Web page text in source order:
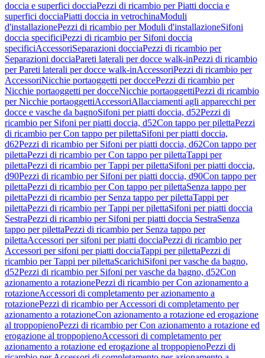
doccia e superfici docciaPezzi di ricambio per Piatti doccia e
superfici docciaPiatti doccia in vetrochinaModuli
d'installazionePezzi di ricambio per Moduli d'installazioneSifoni
doccia specificiPezzi di ricambio per Sifoni doccia
specificiAccessoriSeparazioni docciaPezzi di ricambio per
Separazioni docciaPareti laterali per docce walk-inPezzi di ricambio
per Pareti laterali per docce walk-inAccessoriPezzi di ricambio per
AccessoriNicchie portaoggetti per doccePezzi di ricambio per
Nicchie portaoggetti per docceNicchie portaoggettiPezzi di ricambio
per Nicchie portaoggettiAccessoriAllacciamenti agli apparecchi per
docce e vasche da bagnoSifoni per piatti doccia, d52Pezzi di
ricambio per Sifoni per piatti doccia, d52Con tappo per pilettaPezzi
di ricambio per Con tappo per pilettaSifoni per piatti doccia,
d62Pezzi di ricambio per Sifoni per piatti doccia, d62Con tappo per
pilettaPezzi di ricambio per Con tappo per pilettaTappi per
pilettaPezzi di ricambio per Tappi per pilettaSifoni per piatti doccia,
d90Pezzi di ricambio per Sifoni per piatti doccia, d90Con tappo per
pilettaPezzi di ricambio per Con tappo per pilettaSenza tappo per
pilettaPezzi di ricambio per Senza tappo per pilettaTappi per
pilettaPezzi di ricambio per Tappi per pilettaSifoni per piatti doccia
SestraPezzi di ricambio per Sifoni per piatti doccia SestraSenza
tappo per pilettaPezzi di ricambio per Senza tappo per
pilettaAccessori per sifoni per piatti docciaPezzi di ricambio per
Accessori per sifoni per piatti docciaTappi per pilettaPezzi di
ricambio per Tappi per pilettaScarichiSifoni per vasche da bagno,
d52Pezzi di ricambio per Sifoni per vasche da bagno, d52Con
azionamento a rotazionePezzi di ricambio per Con azionamento a
rotazioneAccessori di completamento per azionamento a
rotazionePezzi di ricambio per Accessori di completamento per
azionamento a rotazioneCon azionamento a rotazione ed erogazione
al troppopienoPezzi di ricambio per Con azionamento a rotazione ed
erogazione al troppopienoAccessori di completamento per
azionamento a rotazione ed erogazione al troppopienoPezzi di